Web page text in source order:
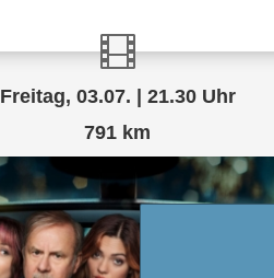
Freitag, 03.07. | 21.30 Uhr
791 km